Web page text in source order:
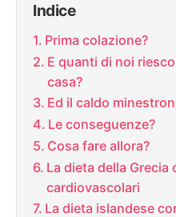
Indice
Prima colazione?
E quanti di noi
casa?
Ed il caldo
Le conseguenze?
Cosa fare allora?
La dieta della
cardiovascolari
La dieta islandese